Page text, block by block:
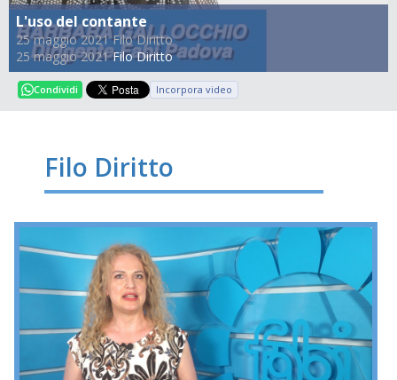
L'uso del contante
25 maggio 2021 Filo Diritto
25 maggio 2021 Filo Diritto
Condividi Incorpora video
Filo Diritto